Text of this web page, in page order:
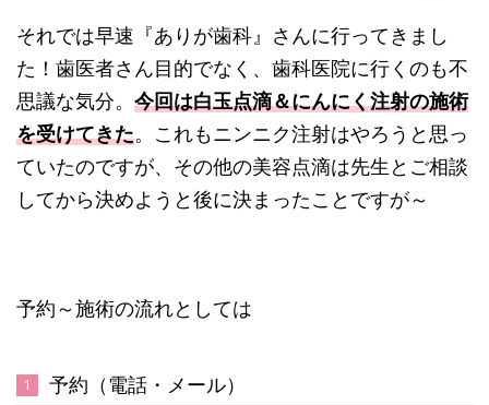
それでは早速『ありが歯科』さんに行ってきまし
た！歯医者さん目的でなく、歯科医院に行くのも不
思議な気分。 今回は白玉点滴＆にんにく注射の施術
を受けてきた。これもニンニク注射はやろうと思っ
ていたのですが、その他の美容点滴は先生とご相談
してから決めようと後に決まったことですが～
予約～施術の流れとしては
予約（電話・メール）